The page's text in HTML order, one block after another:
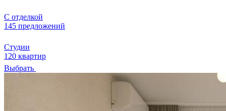
С отделкой
145 предложений
Студии
120 квартир
Выбрать